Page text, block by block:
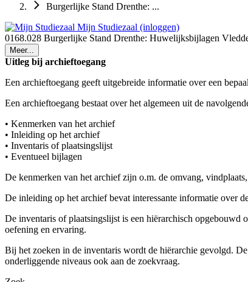
Burgerlijke Stand Drenthe: ...
Mijn Studiezaal (inloggen)
0168.028 Burgerlijke Stand Drenthe: Huwelijksbijlagen
Meer...
Uitleg bij archieftoegang
Een archieftoegang geeft uitgebreide informatie over een
Een archieftoegang bestaat over het algemeen uit de
• Kenmerken van het archief
• Inleiding op het archief
• Inventaris of plaatsingslijst
• Eventueel bijlagen
De kenmerken van het archief zijn o.m. de omvang,
De inleiding op het archief bevat interessante informatie over
De inventaris of plaatsingslijst is een hiërarchisch opgebouwd
oefening en ervaring.
Bij het zoeken in de inventaris wordt de hiërarchie gevolgd.
onderliggende niveaus ook aan de zoekvraag.